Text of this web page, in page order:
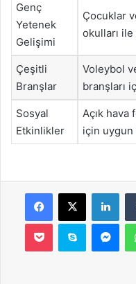
Genç
Yetenek
Gelişimi
Çocuklar
okulları
Çeşitli
Branşlar
Voleybol
branşları
Sosyal
Etkinlikler
Açık
için uygun
Facebook
X
Pocket Skype